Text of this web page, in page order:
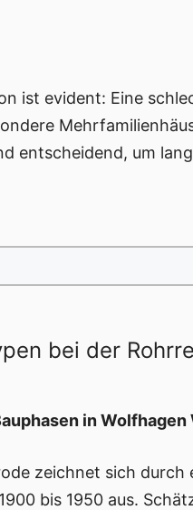
ist evident: Eine
entscheidend, um
bei der
in Wolfhagen
zeichnet sich durch
bis 1950 aus.